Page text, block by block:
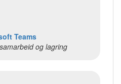
Teams
og lagring